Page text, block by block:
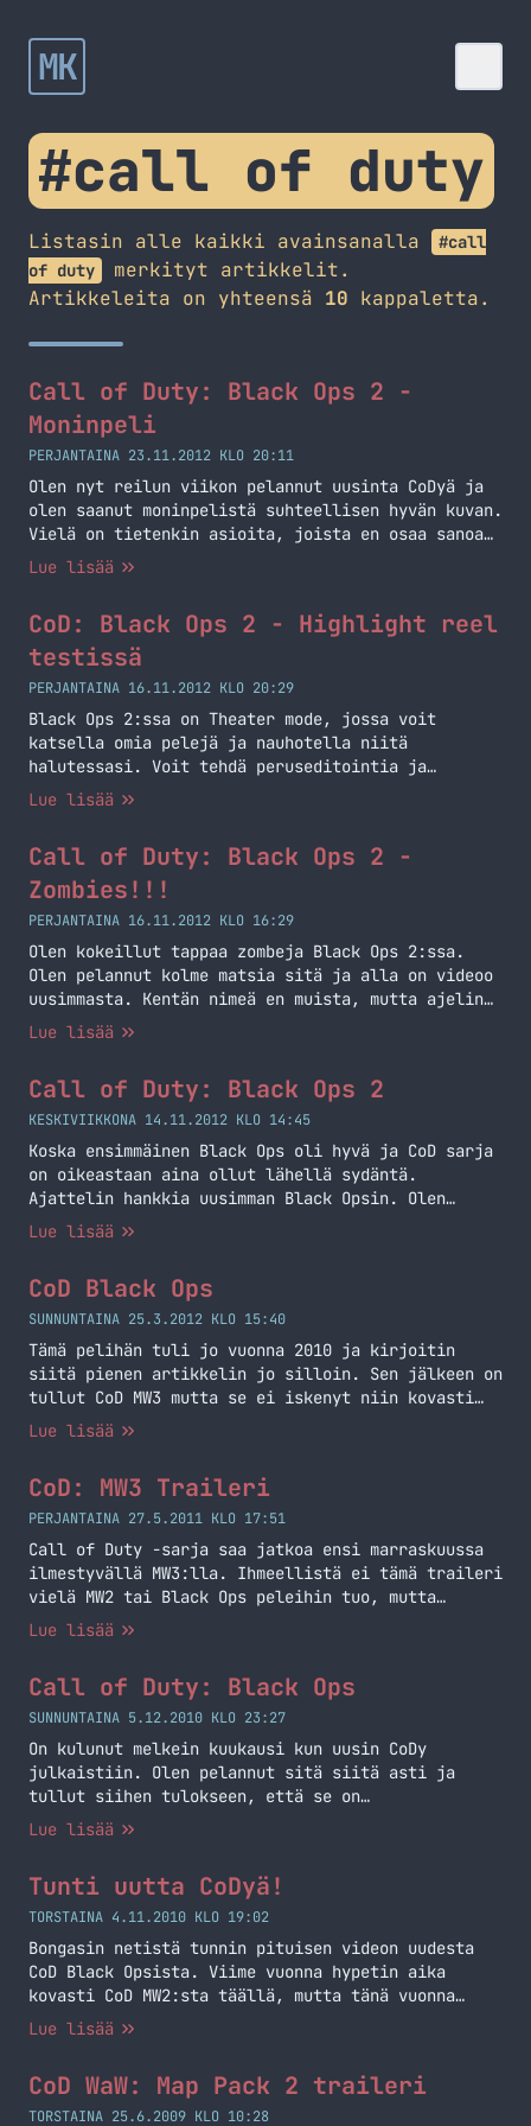
MK
#call of duty
Listasin alle kaikki avainsanalla
#call
of duty
merkityt artikkelit.
Artikkeleita on yhteensä 10 kappaletta.
Call of Duty: Black Ops 2 -
Moninpeli
PERJANTAINA 23.11.2012 KLO 20:11
Olen nyt reilun viikon pelannut uusinta CoDyä ja
olen saanut moninpelistä suhteellisen hyvän kuvan.
Vielä on tietenkin asioita, joista en osaa sanoa
yhtään mitään. En ole esimerkiksi lähtenyt vielä
SMG:n. Paljon on uutta tullut myös
scorestreakkeihin ja moneen muuhun osa-alueeseen.
lukemista Call of Duty: Black Ops 2 – Moninpeli
Lue lisää
CoD: Black Ops 2 - Highlight reel
testissä
PERJANTAINA 16.11.2012 KLO 20:29
Black Ops 2:ssa on Theater mode, jossa voit
katsella omia pelejä ja nauhotella niitä
halutessasi. Voit tehdä peruseditointia ja
maksimissaan 2 minuutin pätkät voi siirtää suoraan
Highlight Reel jolla voit tehdä pätkiä omasta
pelistä jossa näkyy käytännössä kaikki
Black Ops 2 – Highlight reel testissä
Lue lisää
Call of Duty: Black Ops 2 -
Zombies!!!
PERJANTAINA 16.11.2012 KLO 16:29
Olen kokeillut tappaa zombeja Black Ops 2:ssa.
Olen pelannut kolme matsia sitä ja alla on videoo
uusimmasta. Kentän nimeä en muista, mutta ajelin
bussilla ja tapoin jotain ihmeötököitä. Ihan eri
joten moninpelistä ei ole kokemusta sillä saralla.
Minusta hauskinta on pelata tuttujen kavereiden…
Jatka lukemista Call of Duty: Black Ops 2 –
Zombies!!!
Lue lisää
Call of Duty: Black Ops 2
KESKIVIIKKONA 14.11.2012 KLO 14:45
Koska ensimmäinen Black Ops oli hyvä ja CoD sarja
on oikeastaan aina ollut lähellä sydäntä.
Ajattelin hankkia uusimman Black Opsin. Olen
jonkun verran pelannut uutta Blopsia ja täytyy
vaikuttaa yhtä putkijuoksulta kuin aiemmatkin,
mutta onhan nuo ennenkin tullut kahlattua läpi ja
on… Jatka lukemista Call of Duty: Black Ops 2
Lue lisää
CoD Black Ops
SUNNUNTAINA 25.3.2012 KLO 15:40
Tämä pelihän tuli jo vuonna 2010 ja kirjoitin
siitä pienen artikkelin jo silloin. Sen jälkeen on
tullut CoD MW3 mutta se ei iskenyt niin kovasti
kuin BO. MW3 tuppaa olemaan aina xiittereitä
kuitenkin asentelin pitkästä aikaa Black Opsin ja
helkutti… Jatka lukemista CoD Black Ops
Lue lisää
CoD: MW3 Traileri
PERJANTAINA 27.5.2011 KLO 17:51
Call of Duty -sarja saa jatkoa ensi marraskuussa
ilmestyvällä MW3:lla. Ihmeellistä ei tämä traileri
vielä MW2 tai Black Ops peleihin tuo, mutta
katsellaan ja kuulostellaan.
Lue lisää
Call of Duty: Black Ops
SUNNUNTAINA 5.12.2010 KLO 23:27
On kulunut melkein kuukausi kun uusin CoDy
julkaistiin. Olen pelannut sitä siitä asti ja
tullut siihen tulokseen, että se on
minunlaiselleni CoD -fanille juurikin sitä mitä
Lue lisää
Tunti uutta CoDyä!
TORSTAINA 4.11.2010 KLO 19:02
Bongasin netistä tunnin pituisen videon uudesta
CoD Black Opsista. Viime vuonna hypetin aika
kovasti CoD MW2:sta täällä, mutta tänä vuonna
hypetys jää oikeastaan tähän postaukseen. Kyllä
tahkoa yksinpelin läpi ja moninpeliä monta
monituista tuntia! (sry muu elämä!) Katsokaahan
Lue lisää
CoD WaW: Map Pack 2 traileri
TORSTAINA 25.6.2009 KLO 10:28